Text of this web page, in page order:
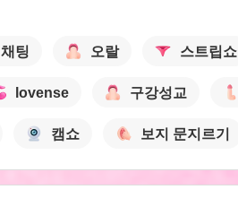
채팅 오랄 스트립쇼
lovense 구강성교
캠쇼 보지 문지르기